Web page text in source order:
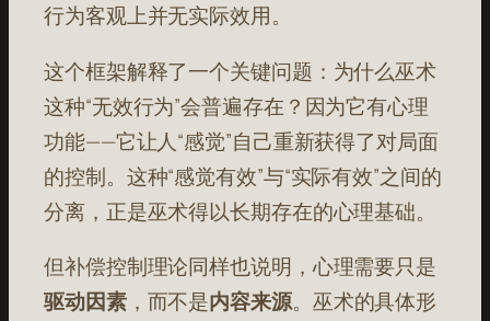
行为客观上并无实际效用。
这个框架解释了一个关键问题：为什么巫术
这种“无效行为”会普遍存在？因为它有心理
功能——它让人“感觉”自己重新获得了对局面
的控制。这种“感觉有效”与“实际有效”之间的
分离，正是巫术得以长期存在的心理基础。
但补偿控制理论同样也说明，心理需要只是
驱动因素，而不是内容来源。巫术的具体形